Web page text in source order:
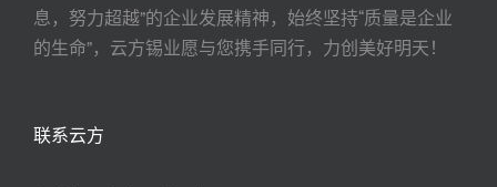
息，努力超越”的企业发展精神，始终坚持“质量是企业
的生命”，云方锡业愿与您携手同行，力创美好明天！
联系云方